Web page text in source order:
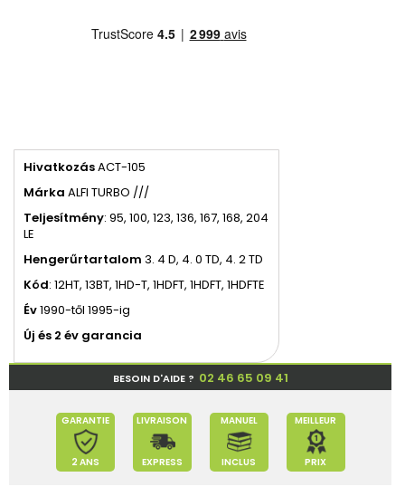
HivatkozásACT-105
Márka ALFI TURBO ///
Teljesítmény: 95, 100, 123, 136, 167, 168, 204
LE
Hengerűrtartalom 3. 4 D, 4. 0 TD, 4. 2TD
Kód: 12HT, 13BT, 1HD-T, 1HDFT, 1HDFT, 1HDFTE
Év1990-től 1995-ig
Új és 2 év garancia
BESOIN D'AIDE ? 02 46 65 09 41
GARANTIE
2 ANS
LIVRAISON
EXPRESS
MANUEL
INCLUS
MEILLEUR
PRIX